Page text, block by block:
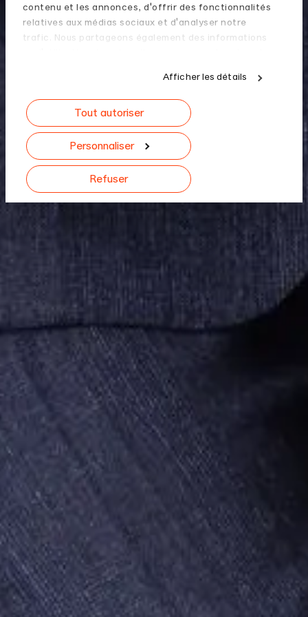
contenu et les annonces, d'offrir des fonctionnalités
relatives aux médias sociaux et d'analyser notre
trafic. Nous partageons également des informations
combiner celles-ci avec d'autres informations que
vous leur avez fournies ou qu'ils ont collectées lors de
votre utilisation de leurs services.
Afficher les détails
Tout autoriser
Personnaliser
Refuser